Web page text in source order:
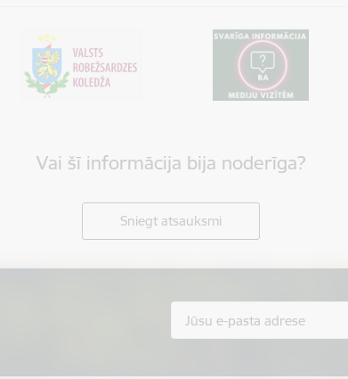
Vai šī informācija bija noderīga?
Sniegt atsauksmi